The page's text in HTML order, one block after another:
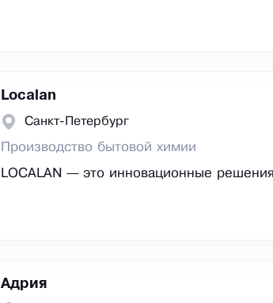
Localan
Санкт-Петербург
Производство бытовой химии
LOCALAN — это инновационные
Адрия